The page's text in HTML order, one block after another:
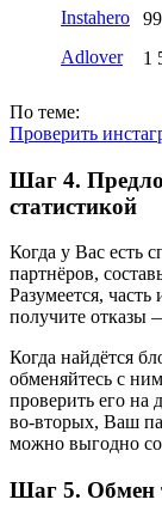
Instahero
Adlover
1
По теме:
Проверить
Шаг 4.
статистикой
Когда у Вас есть
партнёров,
Разумеется,
получите отказы
Когда найдётся
обменяйтесь с
проверить его на
во-вторых, Ваш
можно выгодно
Шаг 5. Обмен